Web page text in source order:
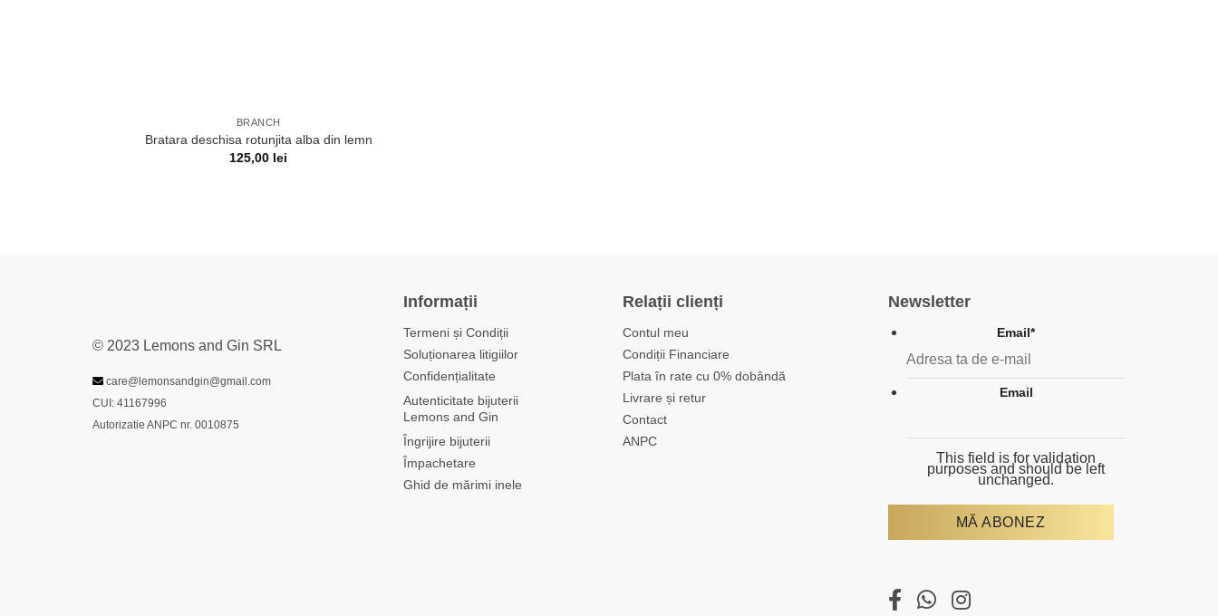
BRANCH
Bratara deschisa rotunjita alba din lemn
125,00 lei
© 2023 Lemons and Gin SRL
care@lemonsandgin@gmail.com
CUI: 41167996
Autorizatie ANPC nr. 0010875
Informații
Termeni și Condiții
Soluționarea litigiilor
Confidențialitate
Autenticitate bijuterii
Lemons and Gin
Îngrijire bijuterii
Împachetare
Ghid de mărimi inele
Relații clienți
Contul meu
Condiții Financiare
Plata în rate cu 0% dobândă
Livrare și retur
Contact
ANPC
Newsletter
Email*
Email
This field is for validation
purposes and should be left
unchanged.